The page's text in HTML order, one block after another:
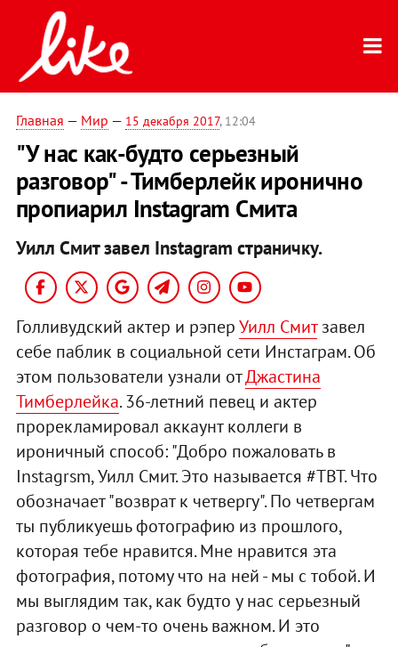
Главная — Мир — 15 декабря 2017, 12:04
"У нас как-будто серьезный
разговор" - Тимберлейк иронично
пропиарил Instagram Смита
Уилл Смит завел Instagram страничку.
Голливудский актер и рэперУилл Смитзавел
себе паблик в социальной сети Инстаграм. Об
этом пользователи узнали отДжастина
Тимберлейка. 36-летний певец и актер
прорекламировал аккаунт коллеги в
ироничный способ: "Добро пожаловать в
Instagrsm, Уилл Смит. Это называется #TBT. Что
обозначает "возврат к четвергу". По четвергам
ты публикуешь фотографию из прошлого,
которая тебе нравится. Мне нравится эта
фотография, потому что на ней - мы с тобой. И
мы выглядим так, как будто у нас серьезный
разговор о чем-то очень важном. И это